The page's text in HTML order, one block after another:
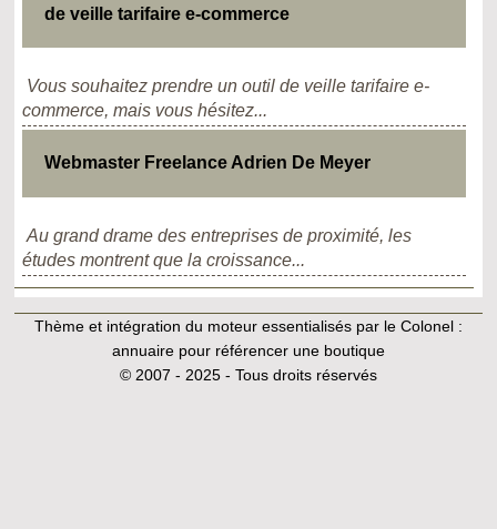
de veille tarifaire e-commerce
Vous souhaitez prendre un outil de veille tarifaire e-
commerce, mais vous hésitez...
Webmaster Freelance Adrien De Meyer
Au grand drame des entreprises de proximité, les
études montrent que la croissance...
Thème et intégration du moteur essentialisés par le Colonel :
annuaire pour référencer une boutique
© 2007 - 2025 - Tous droits réservés